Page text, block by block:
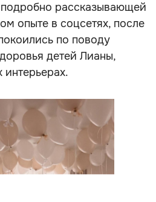
рассказывающей
опыте в соцсетях, после
по поводу
детей Лианы,